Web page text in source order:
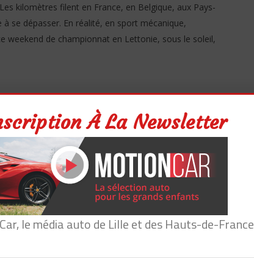
kilomètres filent en France, en Belgique, aux Pays-
à se dépasser. En réalité, en sport mécanique,
weekend de championnat en Lettonie, sous le soleil,
Axel Allétru n’oubliera jamais son week-
à 50 kilomètres à l’est de Riga. D’ordinaire, il n’y a
Pourtant, tout les pilotes de motocross s’y
casque, ses gants, ajuste ses lunettes, il est sur la
!
sans état d’âme
de fond aux visages des coureurs. Soudain,
À La Newsletter
le média auto de Lille et des Hauts-de-France